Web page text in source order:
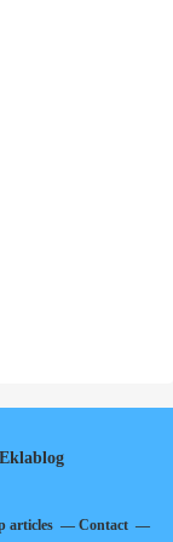
Eklablog
articles Contact